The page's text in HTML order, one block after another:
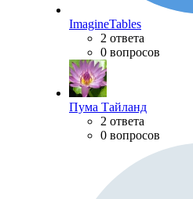
ImagineTables
2 ответа
0 вопросов
Пума Тайланд
2 ответа
0 вопросов